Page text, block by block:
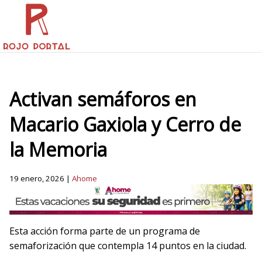
Activan semáforos en
Macario Gaxiola y Cerro de
la Memoria
19 enero, 2026 | Ahome
Esta acción forma parte de un programa de
semaforización que contempla 14 puntos en la ciudad.